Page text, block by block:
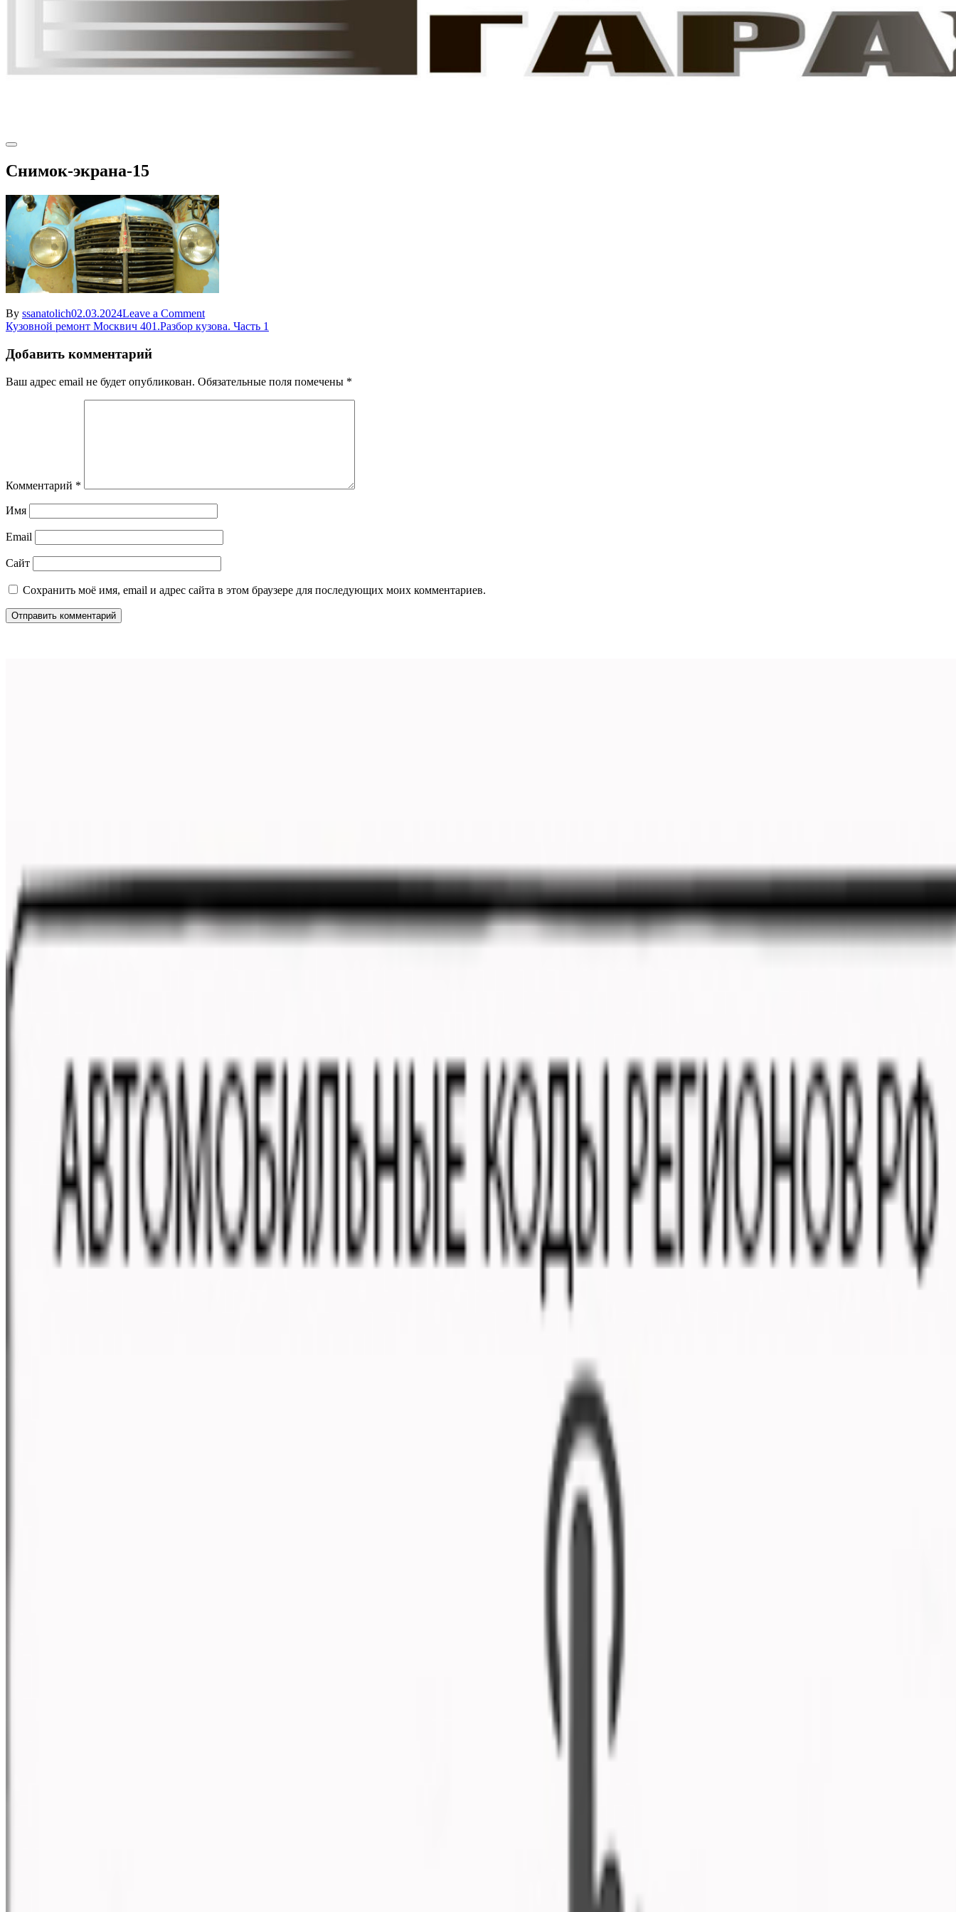
Снимок-экрана-15
By ssanatolich02.03.2024Leave a Commenton
Снимок-
Навигация
по
записям
Кузовной ремонт Москвич 401.Разбор кузова. Часть 1
Добавить комментарий
Ваш адрес email не будет опубликован. Обязательные поля помечены *
Комментарий *
Имя
Email
Сайт
Сохранить моё имя, email и адрес сайта в этом браузере для последующих моих комментариев.